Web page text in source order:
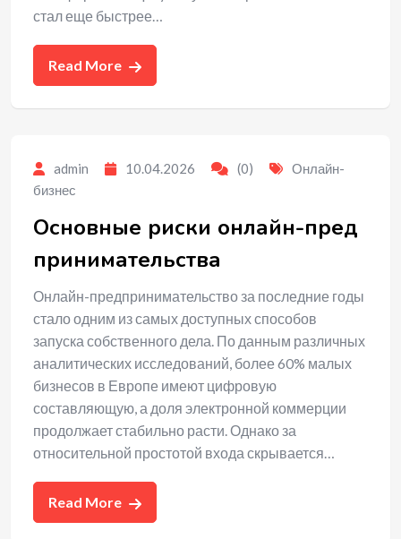
стал еще быстрее…
Read More
admin 10.04.2026 (0)
Онлайн-
бизнес
Основные риски онлайн-пред
принимательства
Онлайн-предпринимательство за последние годы
стало одним из самых доступных способов
запуска собственного дела. По данным различных
аналитических исследований, более 60% малых
бизнесов в Европе имеют цифровую
составляющую, а доля электронной коммерции
продолжает стабильно расти. Однако за
относительной простотой входа скрывается…
Read More